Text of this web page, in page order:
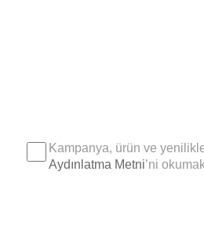
Kampanya, ürün ve
Aydınlatma Metni’ni